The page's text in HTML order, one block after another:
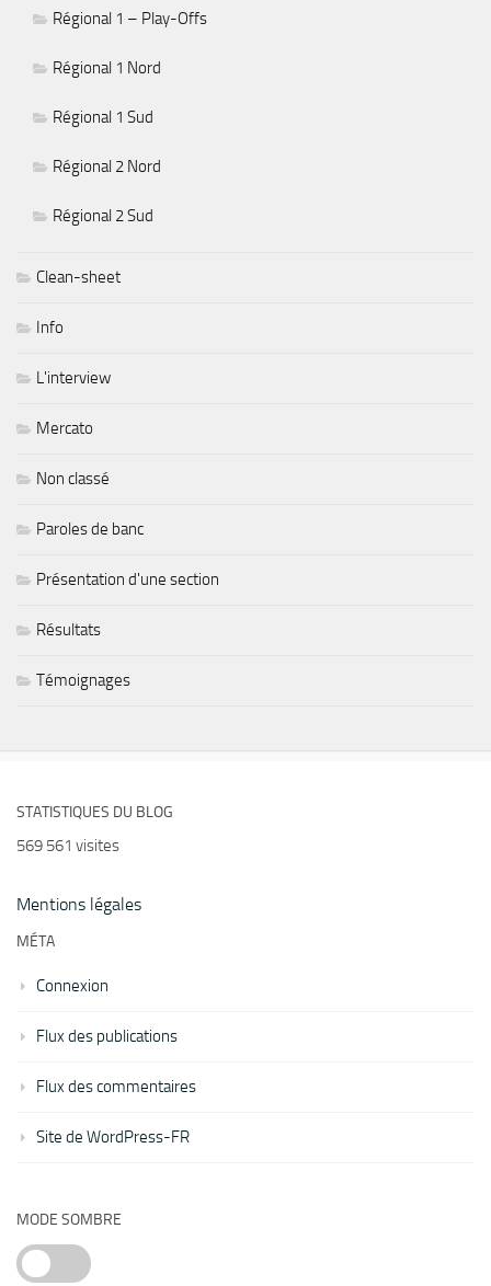
Régional 1 – Play-Offs
Régional 1 Nord
Régional 1 Sud
Régional 2 Nord
Régional 2 Sud
Clean-sheet
Info
L'interview
Mercato
Non classé
Paroles de banc
Présentation d'une section
Résultats
Témoignages
STATISTIQUES DU BLOG
569 561 visites
Mentions légales
MÉTA
Connexion
Flux des publications
Flux des commentaires
Site de WordPress-FR
MODE SOMBRE